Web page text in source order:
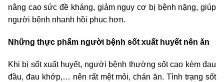
nâng cao sức đề kháng, giảm nguy cơ bị bệnh nặng, giúp
người bệnh nhanh hồi phục hơn.
Những thực phẩm người bệnh sốt xuất huyết nên ăn
Khi bị sốt xuất huyết, người bệnh thường sốt cao kèm đau
đầu, đau khớp,… nên rất mệt mỏi, chán ăn. Tình trạng sốt